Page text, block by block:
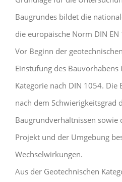
Baugrundes bildet die
die europäische Norm DIN EN
Vor Beginn der
Einstufung des Bauvorhabens
Kategorie nach DIN 1054. Die
nach dem Schwierigkeitsgrad
Baugrundverhältnissen sowie
Projekt und der Umgebung
Wechselwirkungen.
Aus der Geotechnischen